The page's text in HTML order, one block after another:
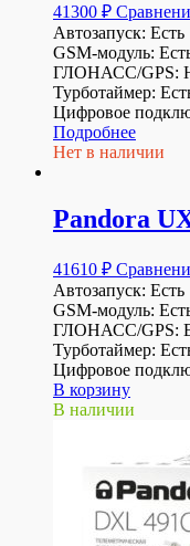
41300 ₽
Автозапуск: Есть
GSM-модуль:
ГЛОНАСС/GPS:
Турботаймер:
Цифровое
Подробнее
Нет в наличии
Pandora
41610 ₽
Автозапуск: Есть
GSM-модуль:
ГЛОНАСС/GPS:
Турботаймер:
Цифровое
В корзину
В наличии